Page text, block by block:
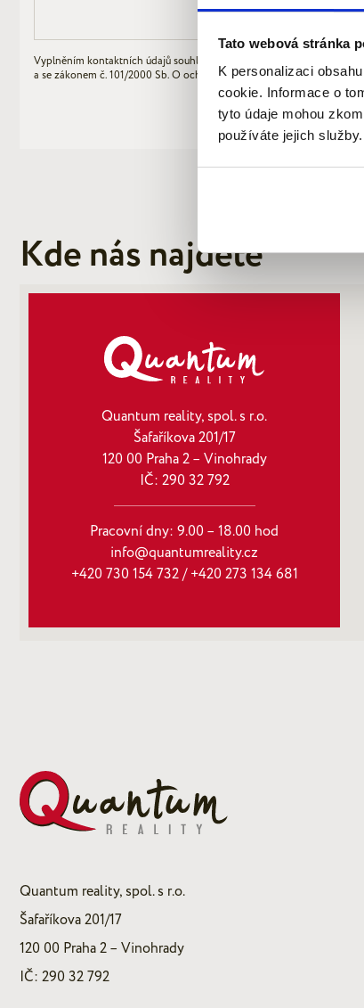
Tato webová stránka
K personalizaci
cookie. Informace o
tyto údaje mohou
používáte jejich služby.
Vyplněním kontaktních údajů souhlasíte se zpracováním svých
a se zákonem č. 101/2000 Sb. O ochraně osobních údajů. Udělení
Kde nás najdete
Quantum reality, spol. s r.o.
Šafaříkova 201/17
120 00 Praha 2 – Vinohrady
IČ: 290‍ 32‍ 792
Pracovní dny: 9.00 – 18.00 hod
info@quantumreality.cz
+420 730 154 732/+420 273 134 681
Quantum reality, spol. s r.o.
Šafaříkova 201/17
120 00 Praha 2 – Vinohrady
IČ: 290 32 792